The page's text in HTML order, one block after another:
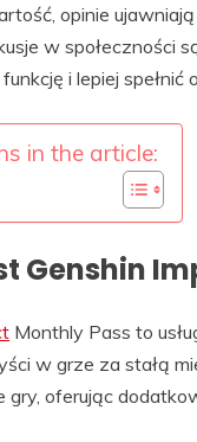
opinie
w społeczności
i lepiej spełnić
in the article:
Genshin
Monthly Pass to
w grze za stałą
gry, oferując